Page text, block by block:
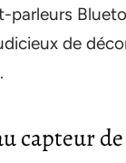
de
capteur